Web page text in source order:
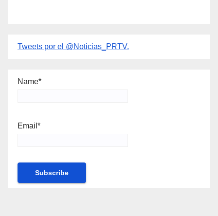
Tweets por el @Noticias_PRTV.
Name*
Email*